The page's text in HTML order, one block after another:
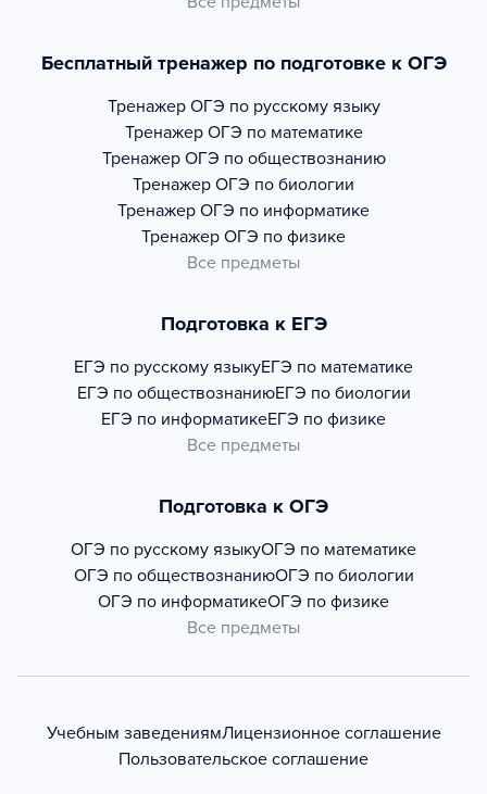
Бесплатный тренажер по подготовке к ОГЭ
Тренажер ОГЭ по русскому языку
Тренажер ОГЭ по математике
Тренажер ОГЭ по обществознанию
Тренажер ОГЭ по биологии
Тренажер ОГЭ по информатике
Тренажер ОГЭ по физике
Все предметы
Подготовка к ЕГЭ
ЕГЭ по русскому языкуЕГЭ по математике
ЕГЭ по обществознаниюЕГЭ по биологии
ЕГЭ по информатикеЕГЭ по физике
Все предметы
Подготовка к ОГЭ
ОГЭ по русскому языкуОГЭ по математике
ОГЭ по обществознаниюОГЭ по биологии
ОГЭ по информатикеОГЭ по физике
Все предметы
Учебным заведениямЛицензионное соглашение
Пользовательское соглашение